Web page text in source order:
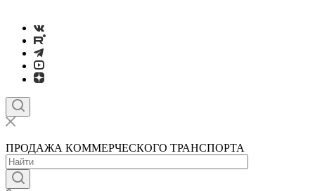
ПРОДАЖА КОММЕРЧЕСКОГО ТРАНСПОРТА